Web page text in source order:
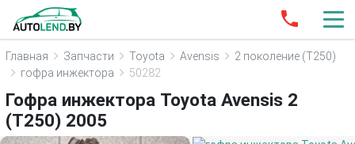
Главная Запчасти Toyota Avensis
2 поколение (T250)
гофра инжектора
50282
Гофра инжектора Toyota Avensis 2
(T250) 2005